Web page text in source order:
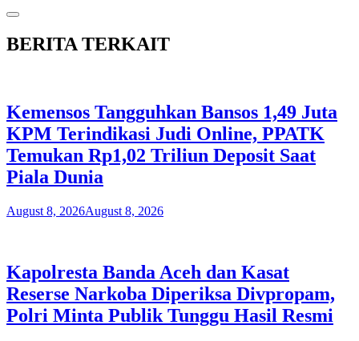
BERITA TERKAIT
Kemensos Tangguhkan Bansos 1,49 Juta
KPM Terindikasi Judi Online, PPATK
Temukan Rp1,02 Triliun Deposit Saat
Piala Dunia
August 8, 2026August 8, 2026
Kapolresta Banda Aceh dan Kasat
Reserse Narkoba Diperiksa Divpropam,
Polri Minta Publik Tunggu Hasil Resmi